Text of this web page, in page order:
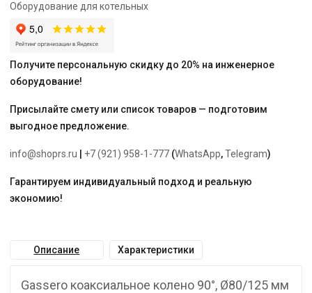
Оборудование для котельных
Получите персональную скидку до 20% на инженерное
оборудование!
Присылайте смету или список товаров — подготовим
выгодное предложение.
info@shoprs.ru +7 (921) 958-1-777 (WhatsApp,Telegram)
Гарантируем индивидуальный подход и реальную
экономию!
Описание Характеристики
Gassero коаксиальное колено 90°, Ø80/125 мм